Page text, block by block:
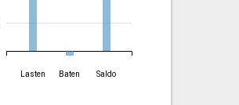
Lasten Baten Saldo